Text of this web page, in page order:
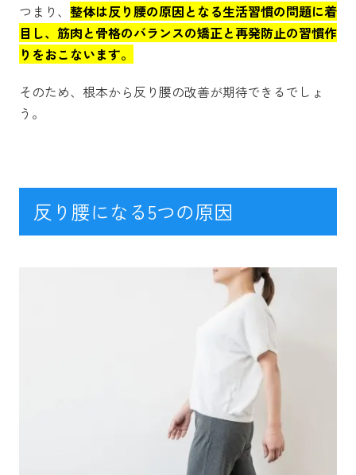
つまり、 整体は反り腰の原因となる生活習慣の問題に着
目し、筋肉と骨格のバランスの矯正と再発防止の習慣作
りをおこないます。
そのため、根本から反り腰の改善が期待できるでしょ
う。
反り腰になる5つの原因